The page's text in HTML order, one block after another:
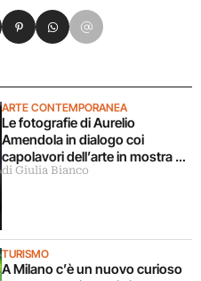
ARTE CONTEMPORANEA
Le fotografie di Aurelio
Amendola in dialogo coi
capolavori dell’arte in mostra a
Milano
di Giulia Bianco
TURISMO
A Milano c’è un nuovo curioso
Xsu LinkedIn
Condividi su Pinterest
Condividi su WhatsApp
Condividi su Email